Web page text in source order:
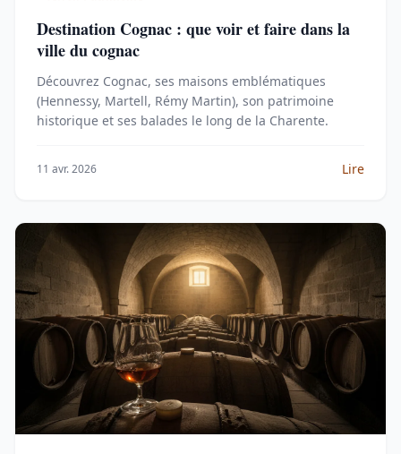
Destination Cognac : que voir et faire dans la
ville du cognac
Découvrez Cognac, ses maisons emblématiques
(Hennessy, Martell, Rémy Martin), son patrimoine
historique et ses balades le long de la Charente.
11 avr. 2026 Lire